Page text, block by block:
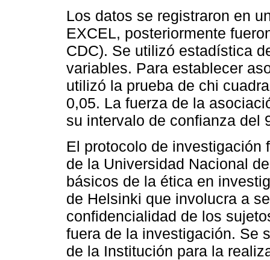
Los datos se registraron en
EXCEL, posteriormente
CDC). Se utilizó estadística
variables. Para establecer
utilizó la prueba de chi
0,05. La fuerza de la
su intervalo de confianza del
El protocolo de investigación
de la Universidad Nacional
básicos de la ética en
de Helsinki que involucra a
confidencialidad de los
fuera de la investigación. Se
de la Institución para la